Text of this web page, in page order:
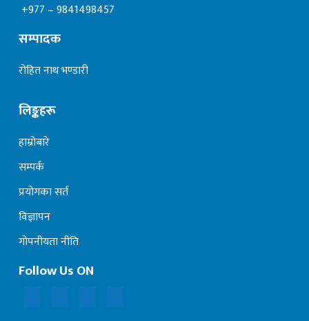
+977 – 9841498457
सम्पादक
रोहित नाथ भण्डारी
लिङ्कहरू
हाम्रोबारे
सम्पर्क
प्रयोगका सर्त
विज्ञापन
गोपनीयता नीति
Follow Us ON